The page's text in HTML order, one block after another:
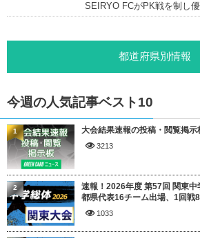
SEIRYO FCがPK戦を制し優
都道府県別情報
今週の人気記事ベスト10
大会結果速報の投稿・閲覧掲示
3213
1
速報！2026年度 第57回 関東
都県代表16チーム出場、1回戦
1033
2